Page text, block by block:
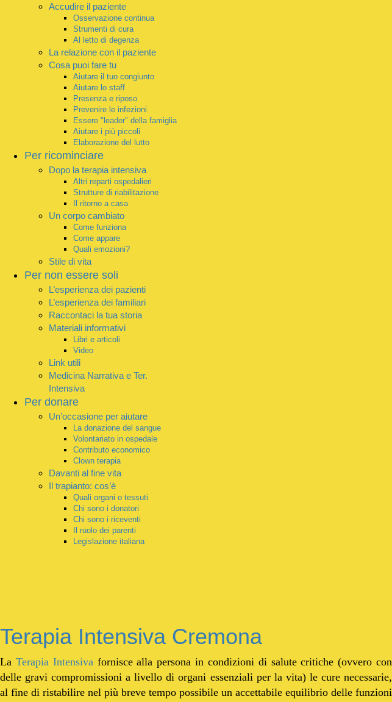
Accudire il paziente
Osservazione continua
Strumenti di cura
Al letto di degenza
La relazione con il paziente
Cosa puoi fare tu
Aiutare il tuo congiunto
Aiutare lo staff
Presenza e riposo
Prevenire le infezioni
Essere "leader" della famiglia
Aiutare i più piccoli
Elaborazione del lutto
Per ricominciare
Dopo la terapia intensiva
Altri reparti ospedalieri
Strutture di riabilitazione
Il ritorno a casa
Un corpo cambiato
Come funziona
Come appare
Quali emozioni?
Stile di vita
Per non essere soli
L’esperienza dei pazienti
L’esperienza dei familiari
Raccontaci la tua storia
Materiali informativi
Libri e articoli
Video
Link utili
Medicina Narrativa e Ter.
Intensiva
Per donare
Un’occasione per aiutare
La donazione del sangue
Volontariato in ospedale
Contributo economico
Clown terapia
Davanti al fine vita
Il trapianto: cos’è
Quali organi o tessuti
Chi sono i donatori
Chi sono i riceventi
Il ruolo dei parenti
Legislazione italiana
Terapia Intensiva Cremona
La Terapia Intensiva fornisce alla persona in condizioni di salute critiche (ovvero con
delle gravi compromissioni a livello di organi essenziali per la vita) le cure necessarie,
al fine di ristabilire nel più breve tempo possibile un accettabile equilibrio delle funzioni